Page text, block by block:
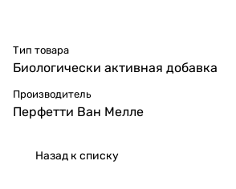
Тип товара
Биологически активная добавка
Производитель
Перфетти Ван Мелле
Назад к списку